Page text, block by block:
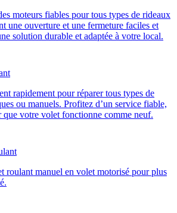
moteurs fiables pour tous types de rideaux
une ouverture et une fermeture faciles et
solution durable et adaptée à votre local.
rapidement pour réparer tous types de
ou manuels. Profitez d’un service fiable,
que votre volet fonctionne comme neuf.
roulant manuel en volet motorisé pour plus